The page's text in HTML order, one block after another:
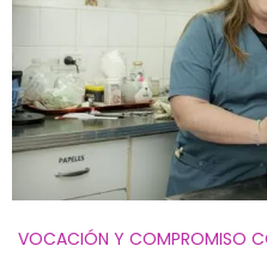
VOCACIÓN Y COMPROMISO